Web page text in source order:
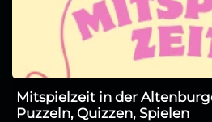
Mitspielzeit in der
Puzzeln, Quizzen, Spielen